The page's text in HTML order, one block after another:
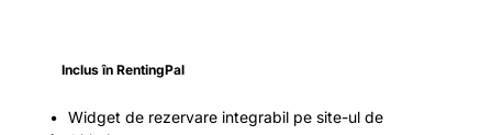
Inclus în RentingPal
Widget de rezervare integrabil pe site-ul de